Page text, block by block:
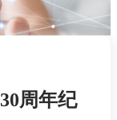
周年纪